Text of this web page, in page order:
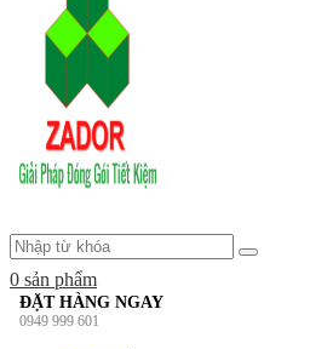
0 sản phẩm
ĐẶT HÀNG NGAY
0949 999 601